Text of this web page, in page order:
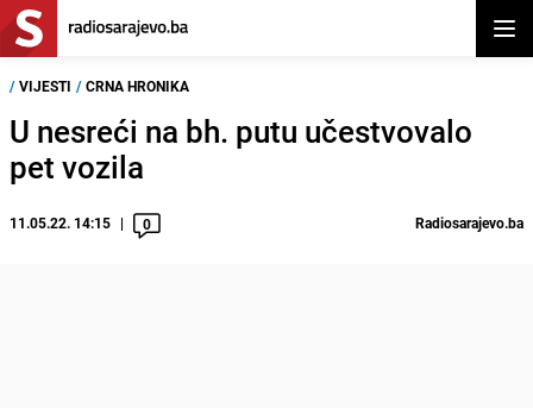
/ VIJESTI / CRNA HRONIKA
U nesreći na bh. putu učestvovalo
pet vozila
11.05.22. 14:15 0 Radiosarajevo.ba